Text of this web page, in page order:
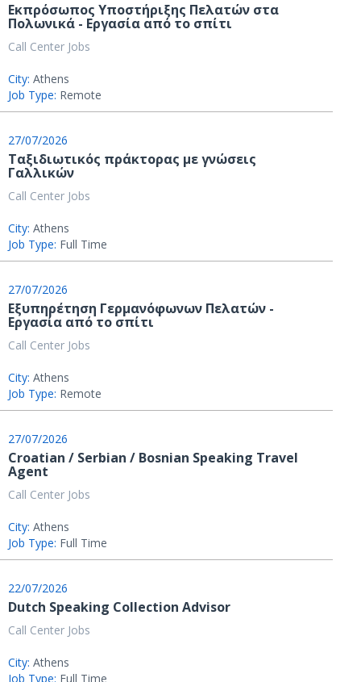
Εκπρόσωπος Υποστήριξης Πελατών στα
Πολωνικά - Εργασία από το σπίτι
Call Center Jobs
City: Athens
Job Type: Remote
27/07/2026
Ταξιδιωτικός πράκτορας με γνώσεις
Γαλλικών
Call Center Jobs
City: Athens
Job Type: Full Time
27/07/2026
Εξυπηρέτηση Γερμανόφωνων Πελατών -
Εργασία από το σπίτι
Call Center Jobs
City: Athens
Job Type: Remote
27/07/2026
Croatian / Serbian / Bosnian Speaking Travel
Agent
Call Center Jobs
City: Athens
Job Type: Full Time
22/07/2026
Dutch Speaking Collection Advisor
Call Center Jobs
City: Athens
Job Type: Full Time